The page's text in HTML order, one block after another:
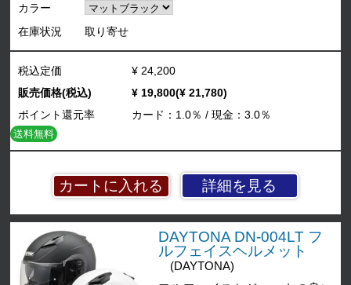
カラー
在庫状況
取り寄せ
詳細を見る
税込定価
¥ 24,200
販売価格(税込)
¥ 19,800(¥ 21,780)
ポイント還元率
カード：1.0％ / 現金：3.0％
送料無料
DAYTONA DN-004LT フ
ルフェイスヘルメット
(DAYTONA)